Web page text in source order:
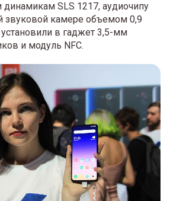
SLS 1217, аудиочипу
звуковой камере объемом 0,9
в гаджет 3,5-мм
и модуль NFC.